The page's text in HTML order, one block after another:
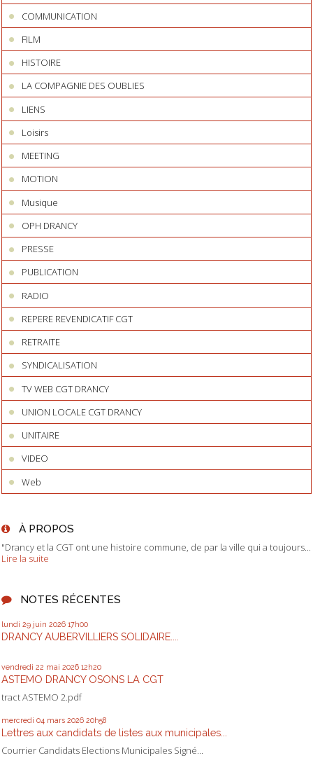
COMMUNICATION
FILM
HISTOIRE
LA COMPAGNIE DES OUBLIES
LIENS
Loisirs
MEETING
MOTION
Musique
OPH DRANCY
PRESSE
PUBLICATION
RADIO
REPERE REVENDICATIF CGT
RETRAITE
SYNDICALISATION
TV WEB CGT DRANCY
UNION LOCALE CGT DRANCY
UNITAIRE
VIDEO
Web
À PROPOS
"Drancy et la CGT ont une histoire commune, de par la ville qui a toujours...
Lire la suite
NOTES RÉCENTES
lundi 29 juin 2026 17h00
DRANCY AUBERVILLIERS SOLIDAIRE....
vendredi 22 mai 2026 12h20
ASTEMO DRANCY OSONS LA CGT
tract ASTEMO 2.pdf
mercredi 04 mars 2026 20h58
Lettres aux candidats de listes aux municipales...
Courrier Candidats Elections Municipales Signé...